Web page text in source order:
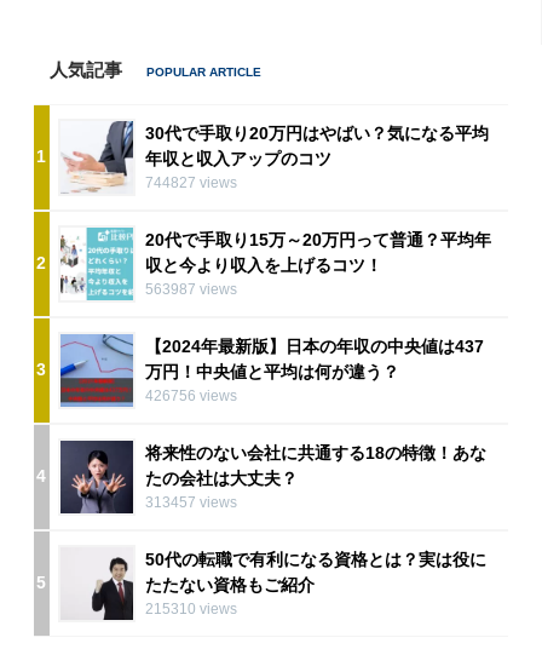
人気記事
1
30代で手取り20万円はやばい？気になる平均
年収と収入アップのコツ
744827 views
2
20代で手取り15万～20万円って普通？平均年
収と今より収入を上げるコツ！
563987 views
3
【2024年最新版】日本の年収の中央値は437
万円！中央値と平均は何が違う？
426756 views
4
将来性のない会社に共通する18の特徴！あな
たの会社は大丈夫？
313457 views
5
50代の転職で有利になる資格とは？実は役に
たたない資格もご紹介
215310 views